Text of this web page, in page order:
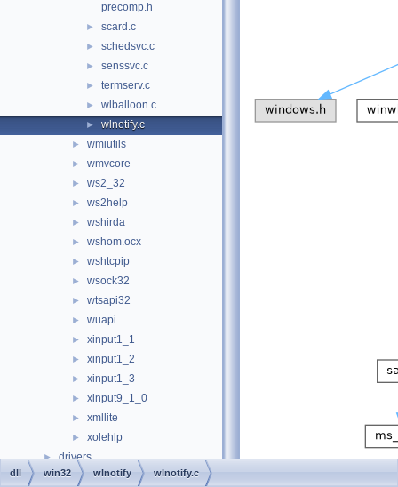
precomp.h
► scard.c
► schedsvc.c
► senssvc.c
► termserv.c
► wlballoon.c
► wlnotify.c
► wmiutils
► wmvcore
► ws2_32
► ws2help
► wshirda
► wshom.ocx
► wshtcpip
► wsock32
► wtsapi32
► wuapi
► xinput1_1
► xinput1_2
► xinput1_3
► xinput9_1_0
► xmllite
► xolehlp
► drivers
► hal
dll win32 wlnotify wlnotify.c